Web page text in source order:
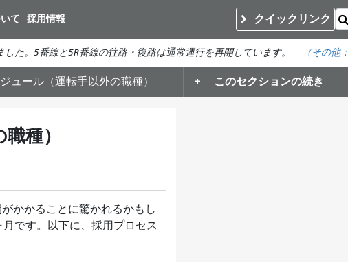
イ
ン
コ
ン
テ
に
て 採用情報 クイックリンク
た。5番線と5R番線の往路・復路は通常運行を再開しています。 （その他：
ュール（運転手以外の職種） このセクションの続き
種）
かかることに驚かれるかもし
です。以下に、採用プロセス